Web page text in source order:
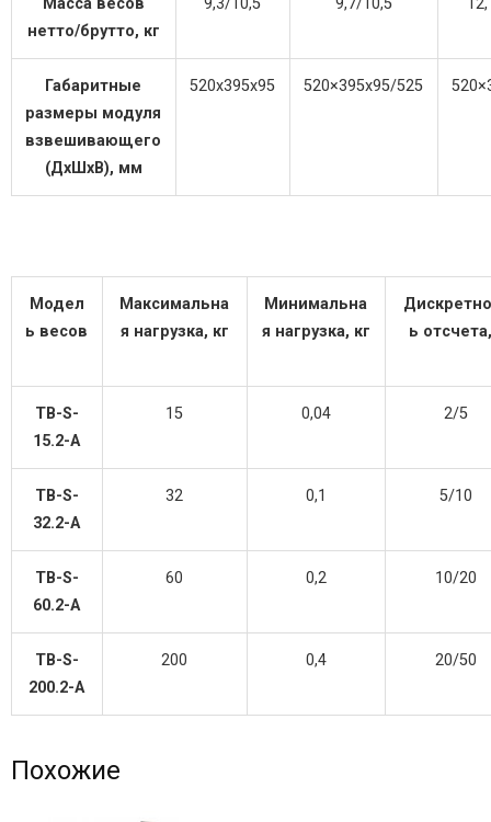
нетто/брутто, кг
Габаритные
размеры модуля
взвешивающего
(ДхШхВ), мм
520х395х95 520×395х95/525
Модел
ь весов
Максимальна
я нагрузка, кг
Минимальна
я нагрузка, кг
ь
TB-S-
15.2-A
15 0,04 2/5
TB-S-
32.2-A
32 0,1 5/10
TB-S-
60.2-A
60 0,2 10/20
TB-S-
200.2-A
200 0,4 20/50
Похожие